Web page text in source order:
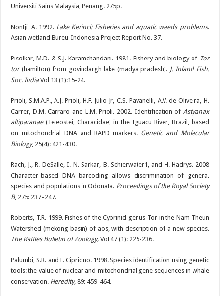
Universiti Sains Malaysia, Penang. 275p.
Nontji, A. 1992. Lake Kerinci: Fisheries and aquatic weeds problems.
Asian wetland Bureu-Indonesia Project Report No. 37.
Pisolkar, M.D. & S.J. Karamchandani. 1981. Fishery and biology of Tor
tor(hamilton) from govindargh lake (madya pradesh). J. Inland Fish.
Soc. IndiaVol 13 (1):15-24.
Prioli, S.M.A.P., A.J. Prioli, H.F. Julio Jr, C.S. Pavanelli, A.V. de Oliveira, H.
Carrer, D.M. Carraro and L.M. Prioli. 2002. Identification of Astyanax
altiparanae(Teleostei, Characidae) in the Iguacu River, Brazil, based
on mitochondrial DNA and RAPD markers. Genetic and Molecular
Biology, 25(4): 421-430.
Rach, J., R. DeSalle, I. N. Sarkar, B. Schierwater1, and H. Hadrys. 2008
Character-based DNA barcoding allows discrimination of genera,
species and populations in Odonata. Proceedings of the Royal Society
B, 275: 237–247.
Roberts, T.R. 1999. Fishes of the Cyprinid genus Tor in the Nam Theun
Watershed (mekong basin) of aos, with description of a new species.
The Raffles Bulletin of Zoology,Vol 47 (1): 225-236.
Palumbi, S.R. and F. Cipriono. 1998. Species identification using genetic
tools: the value of nuclear and mitochondrial gene sequences in whale
conservation. Heredity, 89: 459-464.